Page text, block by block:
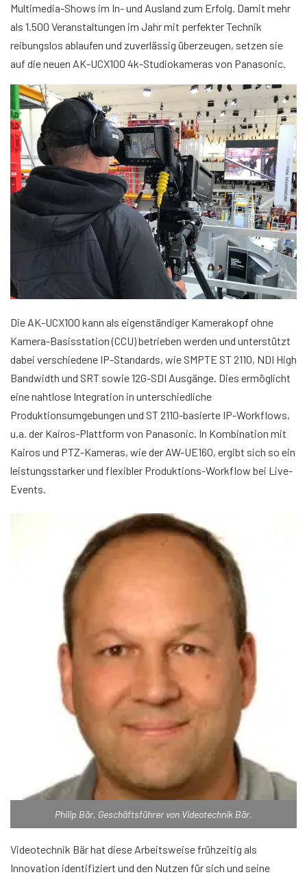
Multimedia-Shows im In- und Ausland zum Erfolg. Damit mehr
als 1.500 Veranstaltungen im Jahr mit perfekter Technik
reibungslos ablaufen und zuverlässig überzeugen, setzen sie
auf die neuen AK-UCX100 4k-Studiokameras von Panasonic.
Die AK-UCX100 kann als eigenständiger Kamerakopf ohne
Kamera-Basisstation (CCU) betrieben werden und unterstützt
dabei verschiedene IP-Standards, wie SMPTE ST 2110, NDI High
Bandwidth und SRT sowie 12G-SDI Ausgänge. Dies ermöglicht
eine nahtlose Integration in unterschiedliche
Produktionsumgebungen und ST 2110-basierte IP-Workflows,
u.a. der Kairos-Plattform von Panasonic. In Kombination mit
Kairos und PTZ-Kameras, wie der AW-UE160, ergibt sich so ein
leistungsstarker und flexibler Produktions-Workflow bei Live-
Events.
Philip Bär, Geschäftsführer von Videotechnik Bär.
Videotechnik Bär hat diese Arbeitsweise frühzeitig als
Innovation identifiziert und den Nutzen für sich und seine